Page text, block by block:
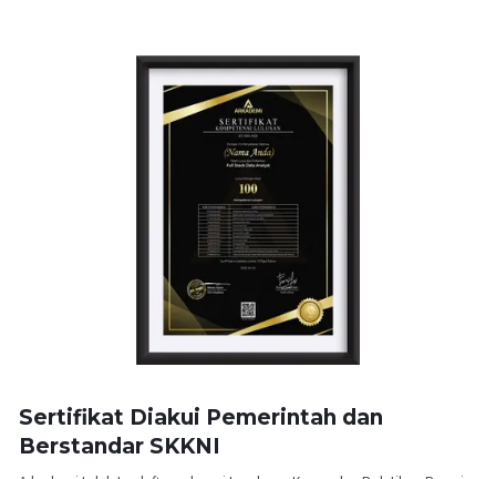
Sertifikat Diakui Pemerintah dan
Berstandar SKKNI